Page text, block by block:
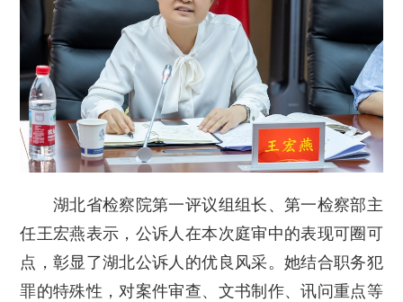
湖北省检察院第一评议组组长、第一检察部主
任王宏燕表示，公诉人在本次庭审中的表现可圈可
点，彰显了湖北公诉人的优良风采。她结合职务犯
罪的特殊性，对案件审查、文书制作、讯问重点等